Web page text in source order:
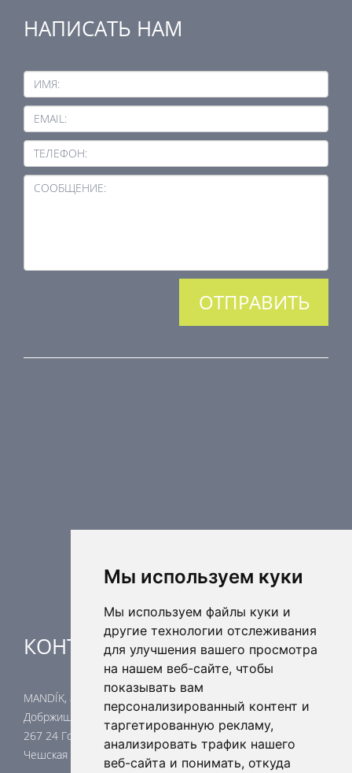
Мы используем куки
Мы используем файлы куки и
другие технологии отслеживания
для улучшения вашего просмотра
на нашем веб-сайте, чтобы
показывать вам
персонализированный контент и
таргетированную рекламу,
анализировать трафик нашего
веб-сайта и понимать, откуда
НАПИСАТЬ НАМ
ИМЯ:
EMAIL:
ТЕЛЕФОН:
СООБЩЕНИЕ:
КОНТАКТЫ
MANDÍK, a.s.
Добржишска 550
267 24 Гостомице
Чешская республика